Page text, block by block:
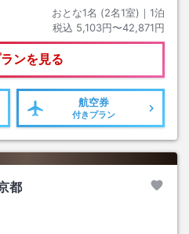
おとな1名 (2名1室)｜ 1泊
税込 5,103円〜42,871円
ンを見る
航空券
付きプラン
都